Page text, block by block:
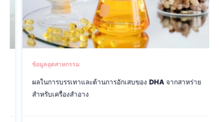
ข้อมูลอุตสาหกรรม
ผลในการบรรเทาและต้านการอักเสบของ DHA จากสาหร่าย
สำหรับเครื่องสำอาง